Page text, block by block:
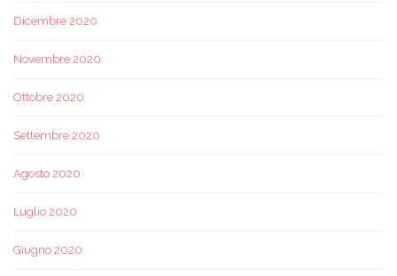
Dicembre 2020
Novembre 2020
Ottobre 2020
Settembre 2020
Agosto 2020
Luglio 2020
Giugno 2020